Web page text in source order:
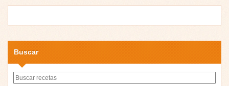
Buscar